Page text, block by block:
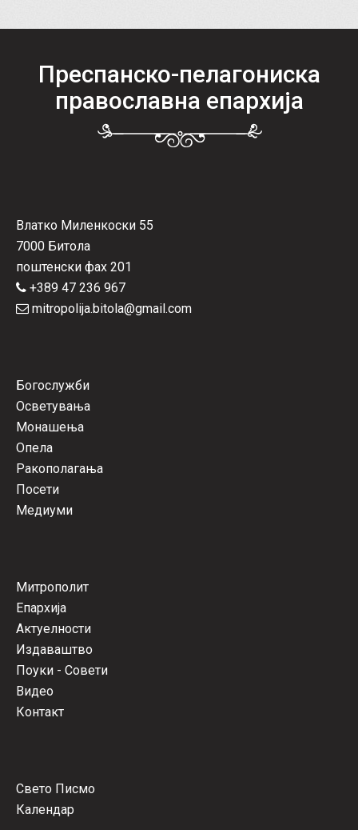
Преспанско-пелагониска
православна епархија
Влатко Миленкоски 55
7000 Битола
поштенски фах 201
+389 47 236 967
mitropolija.bitola@gmail.com
Богослужби
Осветувања
Монашења
Опела
Ракополагања
Посети
Медиуми
Митрополит
Епархија
Актуелности
Издаваштво
Поуки - Совети
Видео
Контакт
Свето Писмо
Календар